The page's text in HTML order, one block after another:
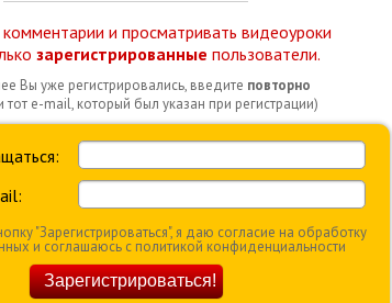
и просматривать видеоуроки
зарегистрированные пользователи.
Вы уже регистрировались, введите повторно
тот e-mail, который был указан при регистрации)
"Зарегистрироваться", я даю согласие на обработку
и соглашаюсь c политикой конфиденциальности
Зарегистрироваться!